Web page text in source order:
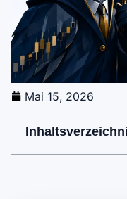
Mai 15, 2026